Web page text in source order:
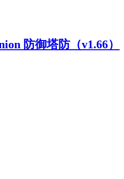
防御塔防（v1.66）